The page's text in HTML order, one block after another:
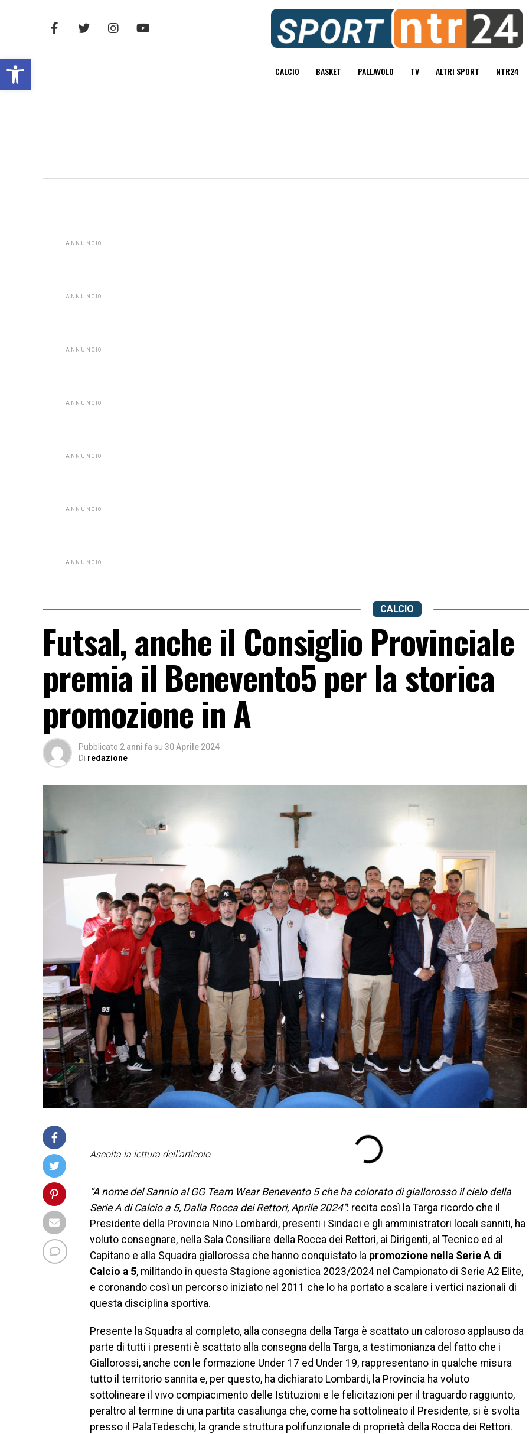
Open toolbar CALCIO BASKET PALLAVOLO TV ALTRI SPORT NTR24
ANNUNCIO
ANNUNCIO
ANNUNCIO
ANNUNCIO
ANNUNCIO
ANNUNCIO
ANNUNCIO
CALCIO
Futsal, anche il Consiglio Provinciale
premia il Benevento5 per la storica
promozione in A
Pubblicato 2 anni fa su 30 Aprile 2024
Di redazione
Ascolta la lettura dell'articolo
“A nome del Sannio al GG Team Wear Benevento 5 che ha colorato di giallorosso il cielo della
Serie A di Calcio a 5, Dalla Rocca dei Rettori, Aprile 2024”: recita così la Targa ricordo che il
Presidente della Provincia Nino Lombardi, presenti i Sindaci e gli amministratori locali sanniti, ha
voluto consegnare, nella Sala Consiliare della Rocca dei Rettori, ai Dirigenti, al Tecnico ed al
Capitano e alla Squadra giallorossa che hanno conquistato la promozione nella Serie A di
Calcio a 5, militando in questa Stagione agonistica 2023/2024 nel Campionato di Serie A2 Elite,
e coronando così un percorso iniziato nel 2011 che lo ha portato a scalare i vertici nazionali di
questa disciplina sportiva.
Presente la Squadra al completo, alla consegna della Targa è scattato un caloroso applauso da
parte di tutti i presenti è scattato alla consegna della Targa, a testimonianza del fatto che i
Giallorossi, anche con le formazione Under 17 ed Under 19, rappresentano in qualche misura
tutto il territorio sannita e, per questo, ha dichiarato Lombardi, la Provincia ha voluto
sottolineare il vivo compiacimento delle Istituzioni e le felicitazioni per il traguardo raggiunto,
peraltro al termine di una partita casaliunga che, come ha sottolineato il Presidente, si è svolta
presso il PalaTedeschi, la grande struttura polifunzionale di proprietà della Rocca dei Rettori.